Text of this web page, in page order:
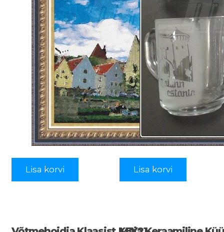
Lisa korvi Lisa korvi